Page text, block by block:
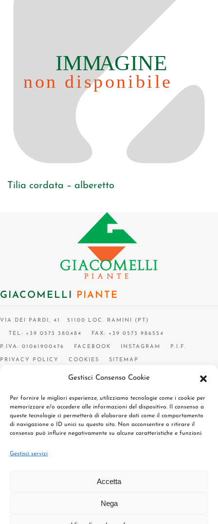
Gestisci Consenso Cookie
Per fornire le migliori esperienze, utilizziamo tecnologie come i cookie per
memorizzare e/o accedere alle informazioni del dispositivo. Il consenso a
queste tecnologie ci permetterà di elaborare dati come il comportamento
di navigazione o ID unici su questo sito. Non acconsentire o ritirare il
consenso può influire negativamente su alcune caratteristiche e funzioni.
Gestisci servizi
Accetta
Nega
Tilia cordata – alberetto
GIACOMELLI PIANTE
VIA DEI PARDI, 41 51100 LOC. RAMINI (PT)
TEL: +39 0573 380484 FAX: +39 0573 986554
P.IVA: 01061900476 FACEBOOK INSTAGRAM P.I.F.
PRIVACY POLICY COOKIES SITEMAP